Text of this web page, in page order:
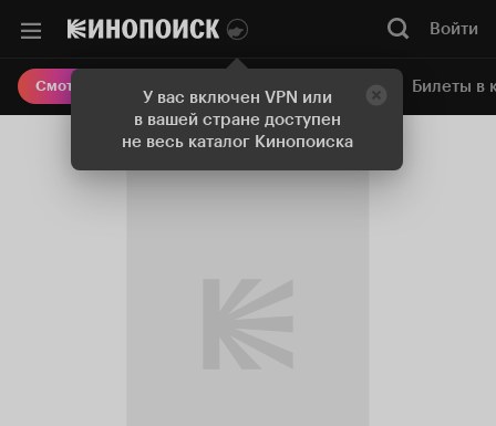
У вас включен VPN или
в вашей стране доступен
не весь каталог Кинопоиска
Войти
Смотреть кино Онлайн-кинотеатр Билеты в